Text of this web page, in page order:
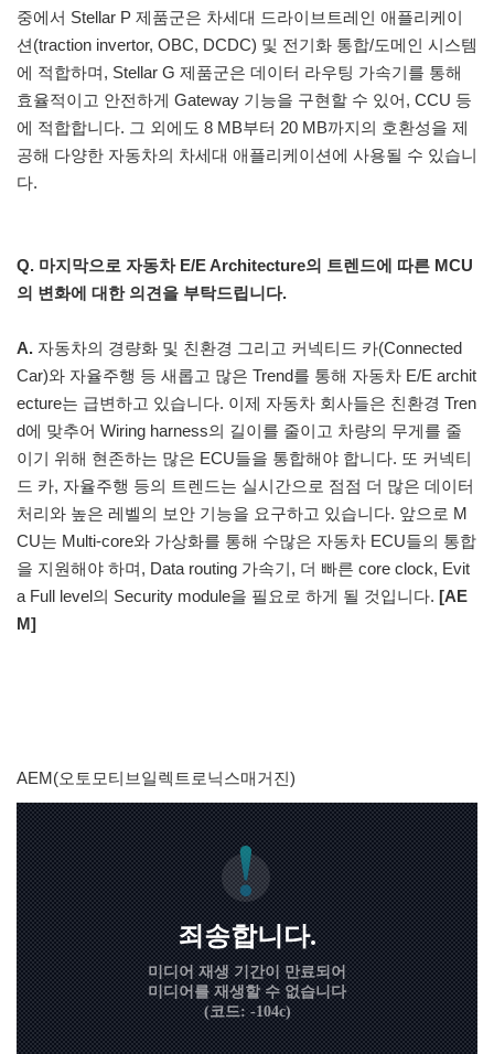
중에서 Stellar P 제품군은 차세대 드라이브트레인 애플리케이
션(traction invertor, OBC, DCDC) 및 전기화 통합/도메인 시스템
에 적합하며, Stellar G 제품군은 데이터 라우팅 가속기를 통해
효율적이고 안전하게 Gateway 기능을 구현할 수 있어, CCU 등
에 적합합니다. 그 외에도 8 MB부터 20 MB까지의 호환성을 제
공해 다양한 자동차의 차세대 애플리케이션에 사용될 수 있습니
다.
Q. 마지막으로 자동차 E/E Architecture의 트렌드에 따른 MCU
의 변화에 대한 의견을 부탁드립니다.
A. 자동차의 경량화 및 친환경 그리고 커넥티드 카(Connected
Car)와 자율주행 등 새롭고 많은 Trend를 통해 자동차 E/E archit
ecture는 급변하고 있습니다. 이제 자동차 회사들은 친환경 Tren
d에 맞추어 Wiring harness의 길이를 줄이고 차량의 무게를 줄
이기 위해 현존하는 많은 ECU들을 통합해야 합니다. 또 커넥티
드 카, 자율주행 등의 트렌드는 실시간으로 점점 더 많은 데이터
처리와 높은 레벨의 보안 기능을 요구하고 있습니다. 앞으로 M
CU는 Multi-core와 가상화를 통해 수많은 자동차 ECU들의 통합
을 지원해야 하며, Data routing 가속기, 더 빠른 core clock, Evit
a Full level의 Security module을 필요로 하게 될 것입니다. [AE
M]
AEM(오토모티브일렉트로닉스매거진)